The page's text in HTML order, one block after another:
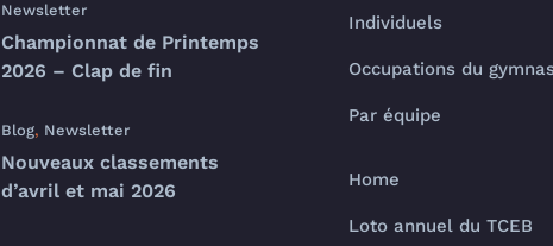
Newsletter
Championnat de Printemps
2026 – Clap de fin
Blog, Newsletter
Nouveaux classements
d’avril et mai 2026
Individuels
Occupations du
Par équipe
Home
Loto annuel du TCEB